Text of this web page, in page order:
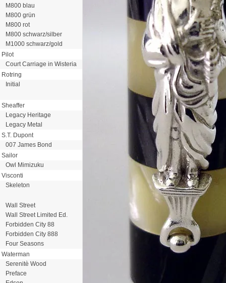
M800 blau
M800 grün
M800 rot
M800 schwarz/silber
M1000 schwarz/gold
Pilot
Court Carriage in Wisteria
Rotring
Initial
Sheaffer
Legacy Heritage
Legacy Metal
S.T. Dupont
007 James Bond
Sailor
Owl Mimizuku
Visconti
Skeleton
Wall Street
Wall Street Limited Ed.
Forbidden City 88
Forbidden City 888
Four Seasons
Waterman
Serenitè Wood
Preface